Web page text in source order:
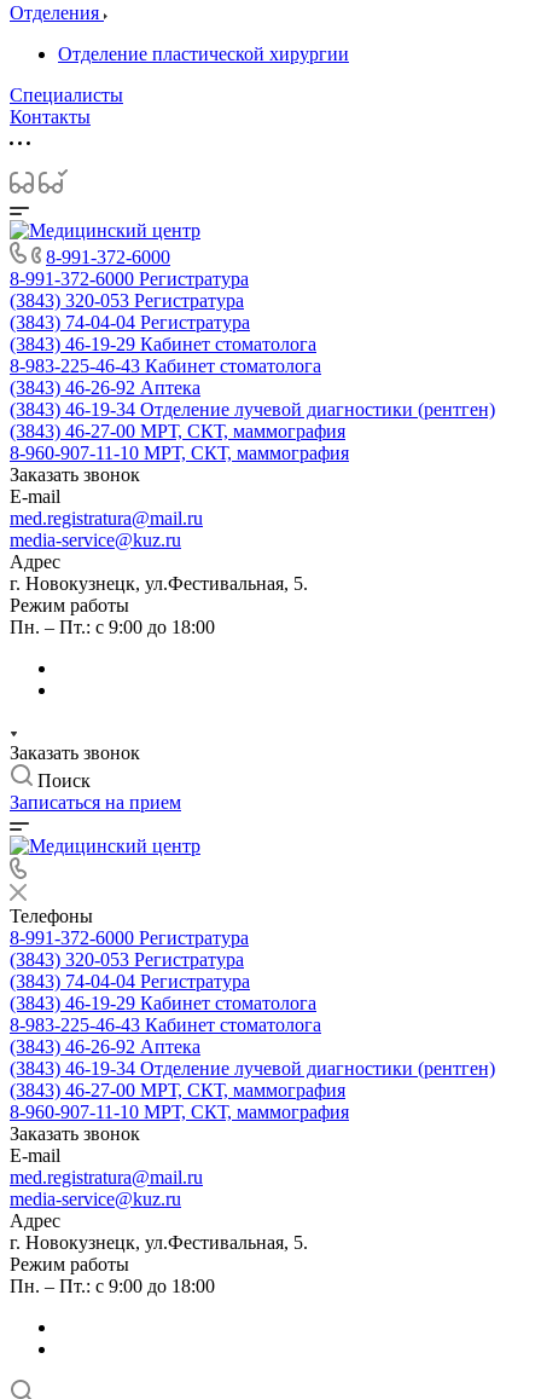
Отделения
Отделение пластической хирургии
Специалисты
Контакты
8-991-372-6000
8-991-372-6000 Регистратура
(3843) 320-053 Регистратура
(3843) 74-04-04 Регистратура
(3843) 46-19-29 Кабинет стоматолога
8-983-225-46-43 Кабинет стоматолога
(3843) 46-26-92 Аптека
(3843) 46-19-34 Отделение лучевой диагностики (рентген)
(3843) 46-27-00 МРТ, СКТ, маммография
8-960-907-11-10 МРТ, СКТ, маммография
Заказать звонок
E-mail
med.registratura@mail.ru
media-service@kuz.ru
Адрес
г. Новокузнецк, ул.Фестивальная, 5.
Режим работы
Пн. – Пт.: с 9:00 до 18:00
Заказать звонок
Поиск
Записаться на прием
Телефоны
8-991-372-6000 Регистратура
(3843) 320-053 Регистратура
(3843) 74-04-04 Регистратура
(3843) 46-19-29 Кабинет стоматолога
8-983-225-46-43 Кабинет стоматолога
(3843) 46-26-92 Аптека
(3843) 46-19-34 Отделение лучевой диагностики (рентген)
(3843) 46-27-00 МРТ, СКТ, маммография
8-960-907-11-10 МРТ, СКТ, маммография
Заказать звонок
E-mail
med.registratura@mail.ru
media-service@kuz.ru
Адрес
г. Новокузнецк, ул.Фестивальная, 5.
Режим работы
Пн. – Пт.: с 9:00 до 18:00